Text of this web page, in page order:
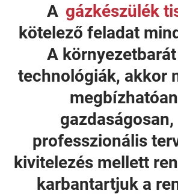
A gázkészülék
kötelező feladat
A
technológiák, akkor
gazdaságosan,
professzionális
kivitelezés mellett
karbantartjuk a